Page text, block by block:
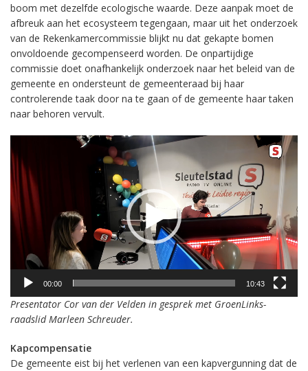
boom met dezelfde ecologische waarde. Deze aanpak moet de
afbreuk aan het ecosysteem tegengaan, maar uit het onderzoek
van de Rekenkamercommissie blijkt nu dat gekapte bomen
onvoldoende gecompenseerd worden. De onpartijdige
commissie doet onafhankelijk onderzoek naar het beleid van de
gemeente en ondersteunt de gemeenteraad bij haar
controlerende taak door na te gaan of de gemeente haar taken
naar behoren vervult.
00:00 10:43
Presentator Cor van der Velden in gesprek met GroenLinks-
raadslid Marleen Schreuder.
Kapcompensatie
De gemeente eist bij het verlenen van een kapvergunning dat de